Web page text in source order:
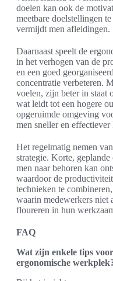
doelen kan ook de
meetbare doelstellingen
vermijdt men afleidingen.
Daarnaast speelt de
in het verhogen van de
en een goed
concentratie verbeteren.
voelen, zijn beter in staat
wat leidt tot een hogere
opgeruimde omgeving
men sneller en
Het regelmatig nemen
strategie. Korte,
men naar behoren kan
waardoor de
technieken te
waarin medewerkers niet
floureren in hun
FAQ
Wat zijn enkele tips
ergonomische